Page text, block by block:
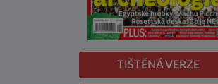
TIŠTĚNÁ VERZE